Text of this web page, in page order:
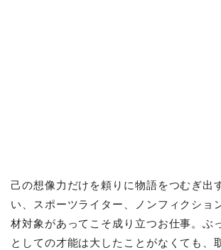
己の想像力だけを頼りに物語をつむぎ出
い、スポーツライター、ノンフィクショ
材対象があってこそ成り立つお仕事。ぶ
としての才能は大したことがなくても、